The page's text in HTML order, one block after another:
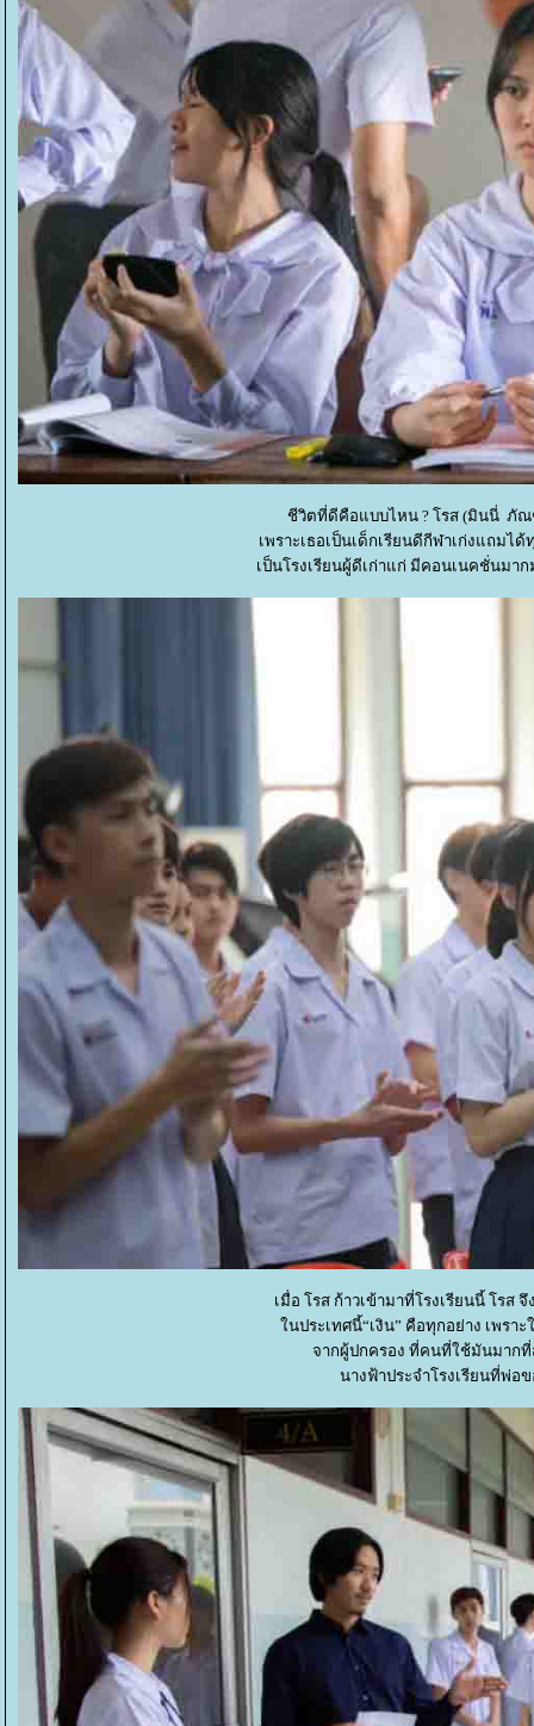
ชีวิตที่ดีคือแบบไหน ? โรส (มินนี่ ภัณ
เพราะเธอเป็นเด็กเรียนดีกีฬาเก่งแถมไ
เป็นโรงเรียนผู้ดีเก่าแก่ มีคอนเนคชั่นมา
เมื่อ โรส ก้าวเข้ามาที่โรงเรียนนี้ โรส
นประเทศนี้“เงิน” คือทุกอย่าง เพรา
จากผู้ปกครอง ที่คนที่ใช้มันมากที่
นางฟ้าประจำโรงเรียนที่พ่อ